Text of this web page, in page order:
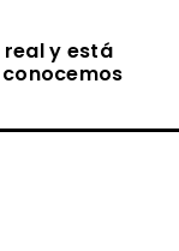
y está